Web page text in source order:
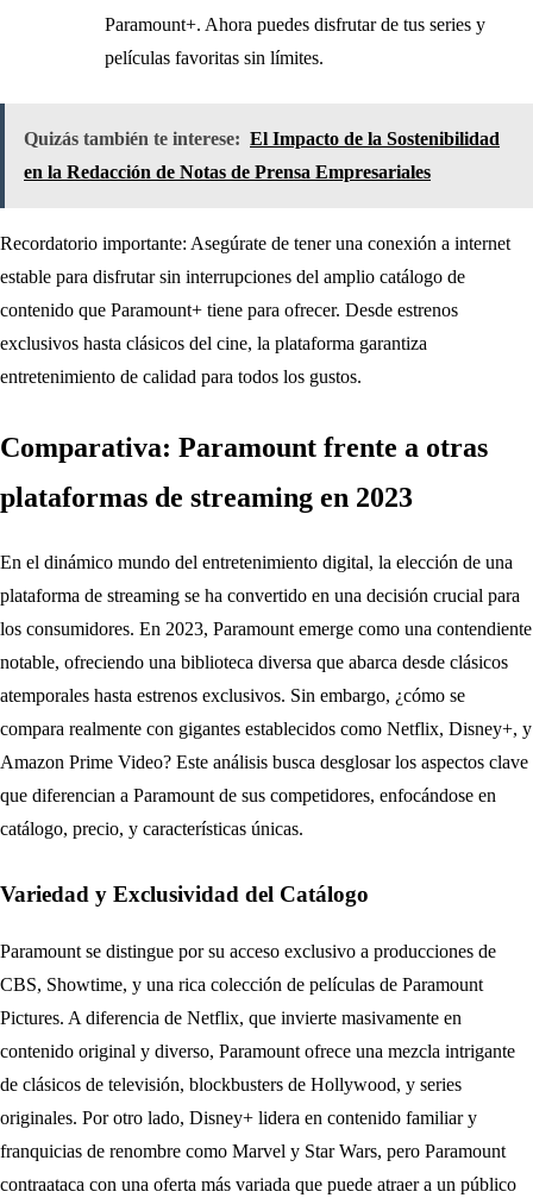
Paramount+. Ahora puedes disfrutar de tus series y
películas favoritas sin límites.
Quizás también te interese: El Impacto de la Sostenibilidad
en la Redacción de Notas de Prensa Empresariales
Recordatorio importante: Asegúrate de tener una conexión a internet
estable para disfrutar sin interrupciones del amplio catálogo de
contenido que Paramount+ tiene para ofrecer. Desde estrenos
exclusivos hasta clásicos del cine, la plataforma garantiza
entretenimiento de calidad para todos los gustos.
Comparativa: Paramount frente a otras
plataformas de streaming en 2023
En el dinámico mundo del entretenimiento digital, la elección de una
plataforma de streaming se ha convertido en una decisión crucial para
los consumidores. En 2023, Paramount emerge como una contendiente
notable, ofreciendo una biblioteca diversa que abarca desde clásicos
atemporales hasta estrenos exclusivos. Sin embargo, ¿cómo se
compara realmente con gigantes establecidos como Netflix, Disney+, y
Amazon Prime Video? Este análisis busca desglosar los aspectos clave
que diferencian a Paramount de sus competidores, enfocándose en
catálogo, precio, y características únicas.
Variedad y Exclusividad del Catálogo
Paramount se distingue por su acceso exclusivo a producciones de
CBS, Showtime, y una rica colección de películas de Paramount
Pictures. A diferencia de Netflix, que invierte masivamente en
contenido original y diverso, Paramount ofrece una mezcla intrigante
de clásicos de televisión, blockbusters de Hollywood, y series
originales. Por otro lado, Disney+ lidera en contenido familiar y
franquicias de renombre como Marvel y Star Wars, pero Paramount
contraataca con una oferta más variada que puede atraer a un público